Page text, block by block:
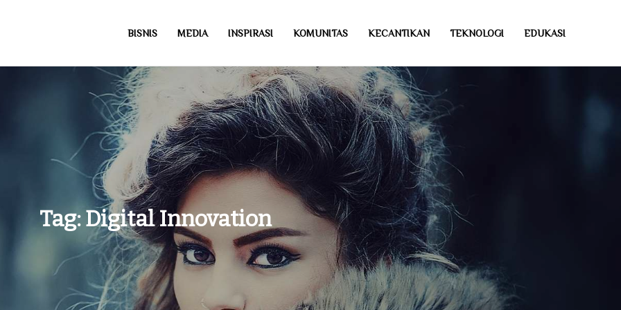
BISNIS MEDIA INSPIRASI KOMUNITAS KECANTIKAN TEKNOLOGI EDUKASI
Tag:Digital Innovation